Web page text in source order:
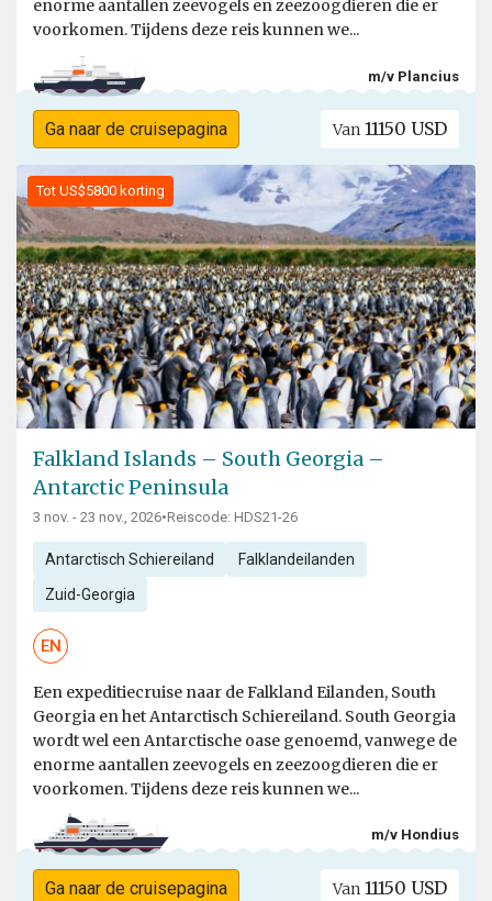
enorme aantallen zeevogels en zeezoogdieren die er
voorkomen. Tijdens deze reis kunnen we...
m/v Plancius
Ga naar de cruisepagina Van 11150 USD
Tot US$5800 korting
Falkland Islands – South Georgia –
Antarctic Peninsula
3 nov. - 23 nov., 2026•Reiscode: HDS21-26
Antarctisch Schiereiland Falklandeilanden
Zuid-Georgia
EN
Een expeditiecruise naar de Falkland Eilanden, South
Georgia en het Antarctisch Schiereiland. South Georgia
wordt wel een Antarctische oase genoemd, vanwege de
enorme aantallen zeevogels en zeezoogdieren die er
voorkomen. Tijdens deze reis kunnen we...
m/v Hondius
Ga naar de cruisepagina Van 11150 USD